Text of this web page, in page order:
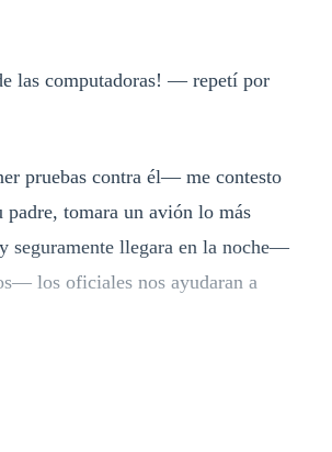
las computadoras! — repetí por
pruebas contra él— me contesto
tomara un avión lo más
seguramente llegara en la noche—
los oficiales nos ayudaran a